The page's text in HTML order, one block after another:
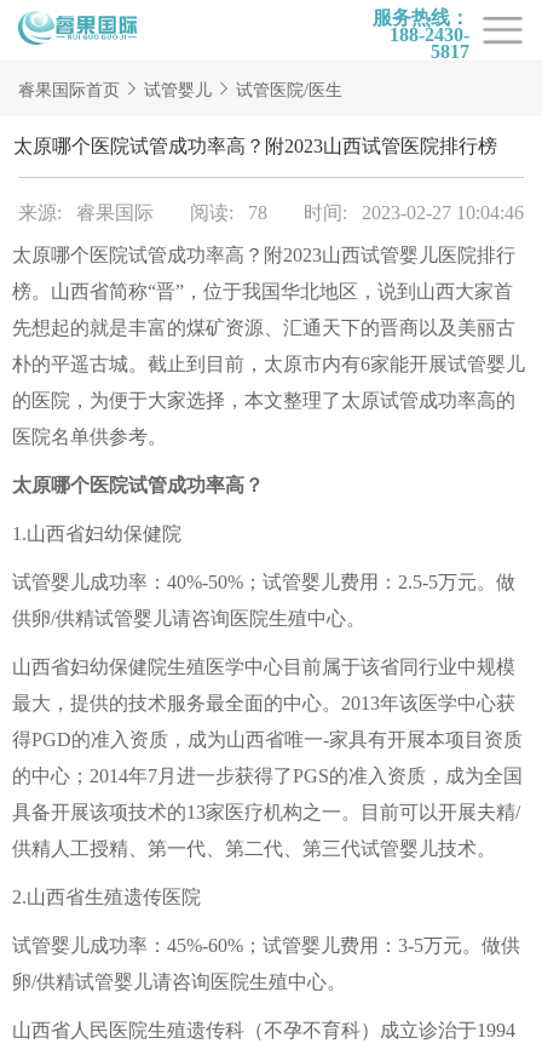
服务热线：
188-2430-
5817
首页
试管项目
试管百科
试管医院
睿果国际
睿果国际首页 试管婴儿 试管医院/医生
太原哪个医院试管成功率高？附2023山西试管医院排行榜
来源: 睿果国际 阅读: 78 时间: 2023-02-27 10:04:46
太原哪个医院试管成功率高？附2023山西试管婴儿医院排行
榜。山西省简称“晋”，位于我国华北地区，说到山西大家首
先想起的就是丰富的煤矿资源、汇通天下的晋商以及美丽古
朴的平遥古城。截止到目前，太原市内有6家能开展试管婴儿
的医院，为便于大家选择，本文整理了太原试管成功率高的
医院名单供参考。
太原哪个医院试管成功率高？
1.山西省妇幼保健院
试管婴儿成功率：40%-50%；试管婴儿费用：2.5-5万元。做
供卵/供精试管婴儿请咨询医院生殖中心。
山西省妇幼保健院生殖医学中心目前属于该省同行业中规模
最大，提供的技术服务最全面的中心。2013年该医学中心获
得PGD的准入资质，成为山西省唯一-家具有开展本项目资质
的中心；2014年7月进一步获得了PGS的准入资质，成为全国
具备开展该项技术的13家医疗机构之一。目前可以开展夫精/
供精人工授精、第一代、第二代、第三代试管婴儿技术。
2.山西省生殖遗传医院
试管婴儿成功率：45%-60%；试管婴儿费用：3-5万元。做供
卵/供精试管婴儿请咨询医院生殖中心。
山西省人民医院生殖遗传科（不孕不育科）成立诊治于1994